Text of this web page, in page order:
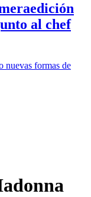
al chef
nuevas formas de